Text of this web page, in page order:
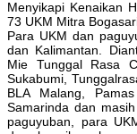
Menyikapi Kenaikan
73 UKM Mitra
Para UKM dan
dan Kalimantan.
Mie Tunggal Rasa
Sukabumi,
BLA Malang,
Samarinda dan
paguyuban, para